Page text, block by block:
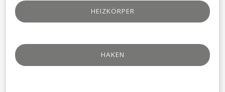
HEIZKÖRPER
HAKEN​